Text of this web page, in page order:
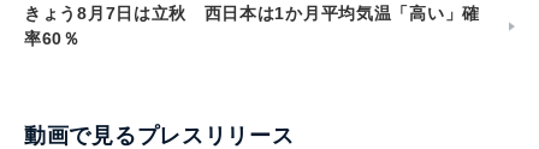
きょう8月7日は立秋 西日本は1か月平均気温「高い」確
率60％
動画で見るプレスリリース